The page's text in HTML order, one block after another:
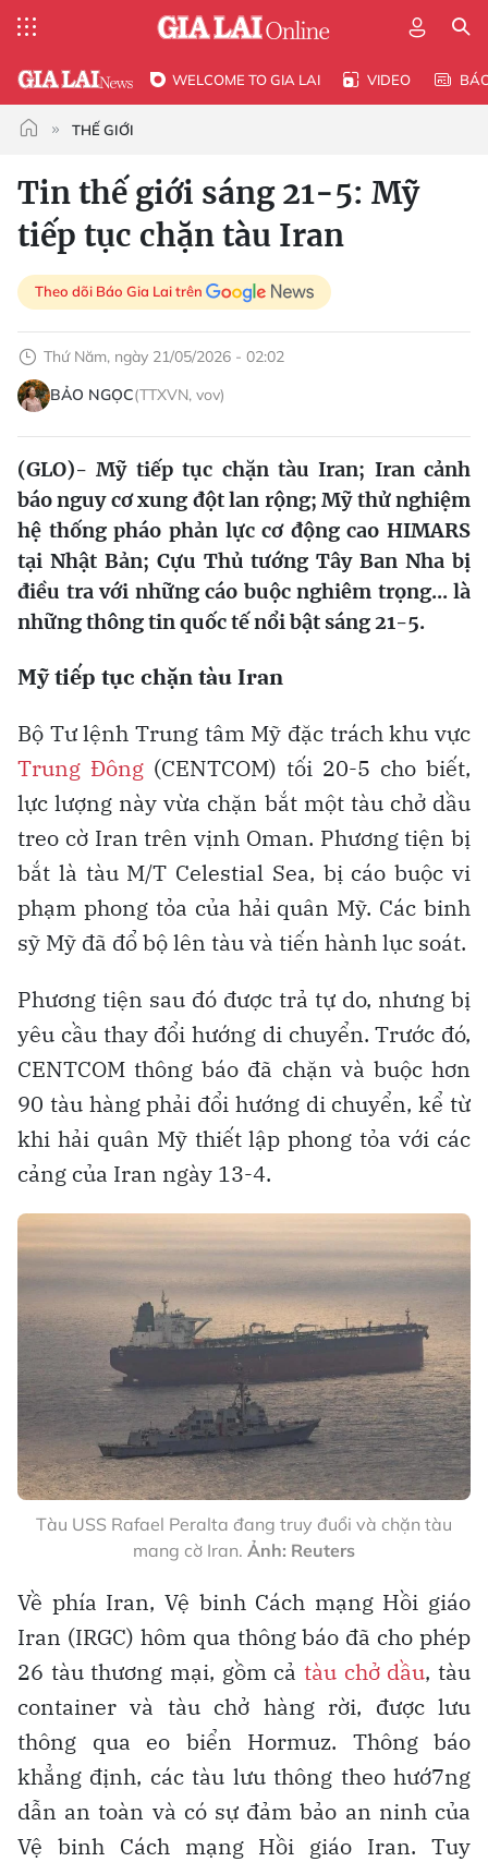
WELCOME TO GIA LAI VIDEO
THẾ GIỚI
Tin thế giới sáng 21-5: Mỹ
tiếp tục chặn tàu Iran
Theo dõi Báo Gia Lai trên
Thứ Năm, ngày 21/05/2026 - 02:02
BẢO NGỌC(TTXVN, vov)
(GLO)- Mỹ tiếp tục chặn tàu Iran; Iran cảnh
báo nguy cơ xung đột lan rộng; Mỹ thử nghiệm
hệ thống pháo phản lực cơ động cao HIMARS
tại Nhật Bản; Cựu Thủ tướng Tây Ban Nha bị
điều tra với những cáo buộc nghiêm trọng... là
những thông tin quốc tế nổi bật sáng 21-5.
Mỹ tiếp tục chặn tàu Iran
Bộ Tư lệnh Trung tâm Mỹ đặc trách khu vực
Trung Đông (CENTCOM) tối 20-5 cho biết,
lực lượng này vừa chặn bắt một tàu chở dầu
treo cờ Iran trên vịnh Oman. Phương tiện bị
bắt là tàu M/T Celestial Sea, bị cáo buộc vi
phạm phong tỏa của hải quân Mỹ. Các binh
sỹ Mỹ đã đổ bộ lên tàu và tiến hành lục soát.
Phương tiện sau đó được trả tự do, nhưng bị
yêu cầu thay đổi hướng di chuyển. Trước đó,
CENTCOM thông báo đã chặn và buộc hơn
90 tàu hàng phải đổi hướng di chuyển, kể từ
khi hải quân Mỹ thiết lập phong tỏa với các
cảng của Iran ngày 13-4.
Tàu USS Rafael Peralta đang truy đuổi và chặn tàu
mang cờ Iran. Ảnh: Reuters
Về phía Iran, Vệ binh Cách mạng Hồi giáo
Iran (IRGC) hôm qua thông báo đã cho phép
26 tàu thương mại, gồm cả tàu chở dầu, tàu
container và tàu chở hàng rời, được lưu
thông qua eo biển Hormuz. Thông báo
khẳng định, các tàu lưu thông theo hướ7ng
dẫn an toàn và có sự đảm bảo an ninh của
Vệ binh Cách mạng Hồi giáo Iran. Tuy